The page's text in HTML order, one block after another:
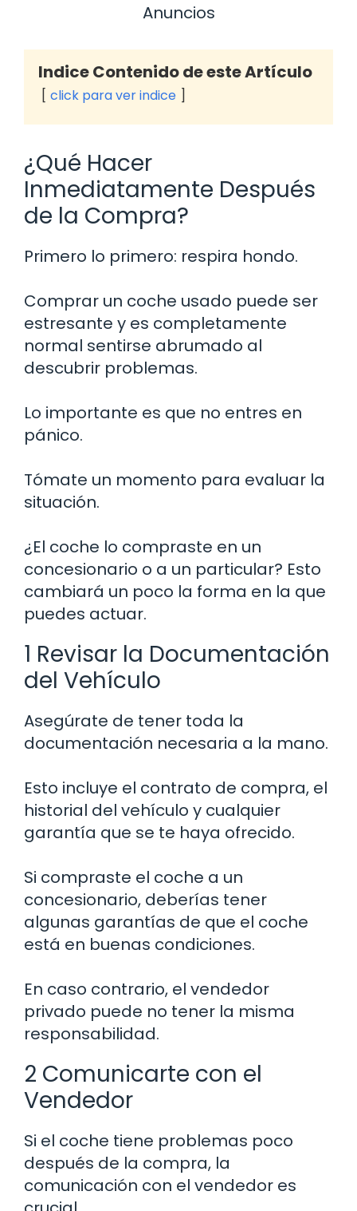
Anuncios
Indice Contenido de este Artículo
click para ver indice
¿Qué Hacer
Inmediatamente Después
de la Compra?
Primero lo primero: respira hondo.
Comprar un coche usado puede ser
estresante y es completamente
normal sentirse abrumado al
descubrir problemas.
Lo importante es que no entres en
pánico.
Tómate un momento para evaluar la
situación.
¿El coche lo compraste en un
concesionario o a un particular? Esto
cambiará un poco la forma en la que
puedes actuar.
1 Revisar la Documentación
del Vehículo
Asegúrate de tener toda la
documentación necesaria a la mano.
Esto incluye el contrato de compra, el
historial del vehículo y cualquier
garantía que se te haya ofrecido.
Si compraste el coche a un
concesionario, deberías tener
algunas garantías de que el coche
está en buenas condiciones.
En caso contrario, el vendedor
privado puede no tener la misma
responsabilidad.
2 Comunicarte con el
Vendedor
Si el coche tiene problemas poco
después de la compra, la
comunicación con el vendedor es